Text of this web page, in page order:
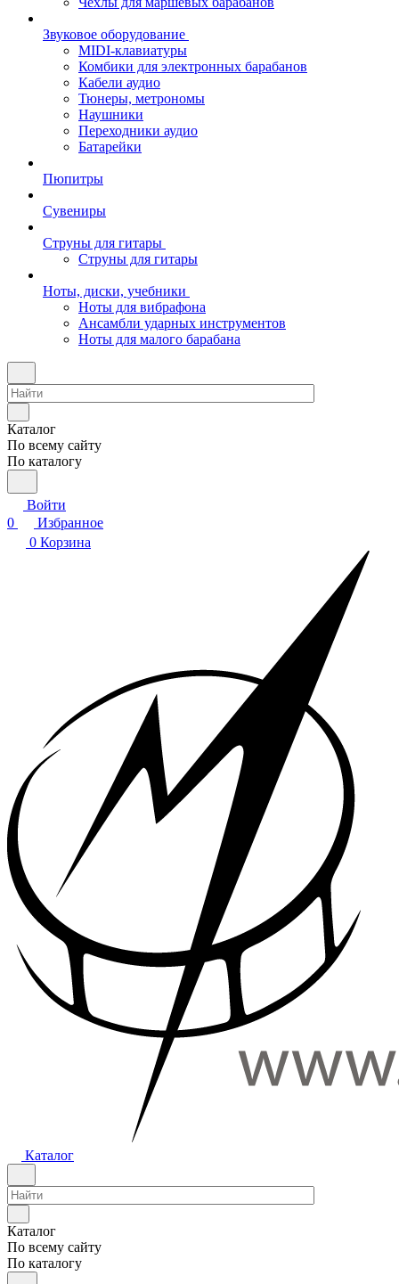
Звуковое оборудование
MIDI-клавиатуры
Комбики для электронных барабанов
Кабели аудио
Тюнеры, метрономы
Наушники
Переходники аудио
Батарейки
Пюпитры
Сувениры
Струны для гитары
Струны для гитары
Ноты, диски, учебники
Ноты для вибрафона
Ансамбли ударных инструментов
Ноты для малого барабана
Каталог
По всему сайту
По каталогу
Войти
0
Избранное
0 Корзина
Каталог
Каталог
По всему сайту
По каталогу